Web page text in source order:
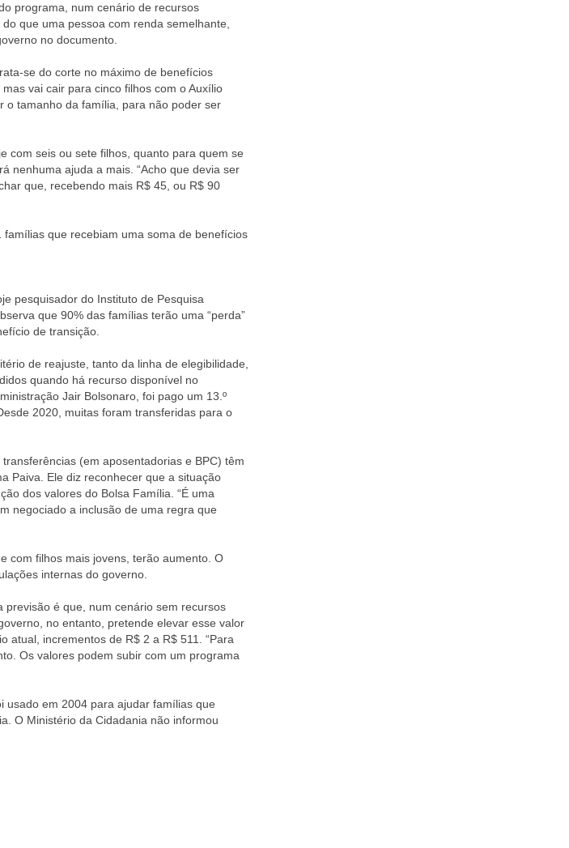
programa, num cenário de recursos
que uma pessoa com renda semelhante,
no documento.
se do corte no máximo de benefícios
vai cair para cinco filhos com o Auxílio
o tamanho da família, para não poder ser
com seis ou sete filhos, quanto para quem se
nenhuma ajuda a mais. “Acho que devia ser
que, recebendo mais R$ 45, ou R$ 90
que recebiam uma soma de benefícios
pesquisador do Instituto de Pesquisa
que 90% das famílias terão uma “perda”
de transição.
de reajuste, tanto da linha de elegibilidade,
quando há recurso disponível no
Jair Bolsonaro, foi pago um 13.º
2020, muitas foram transferidas para o
(em aposentadorias e BPC) têm
Paiva. Ele diz reconhecer que a situação
dos valores do Bolsa Família. “É uma
negociado a inclusão de uma regra que
com filhos mais jovens, terão aumento. O
internas do governo.
é que, num cenário sem recursos
no entanto, pretende elevar esse valor
atual, incrementos de R$ 2 a R$ 511. “Para
Os valores podem subir com um programa
usado em 2004 para ajudar famílias que
O Ministério da Cidadania não informou